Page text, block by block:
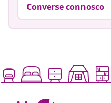
Converse connosco